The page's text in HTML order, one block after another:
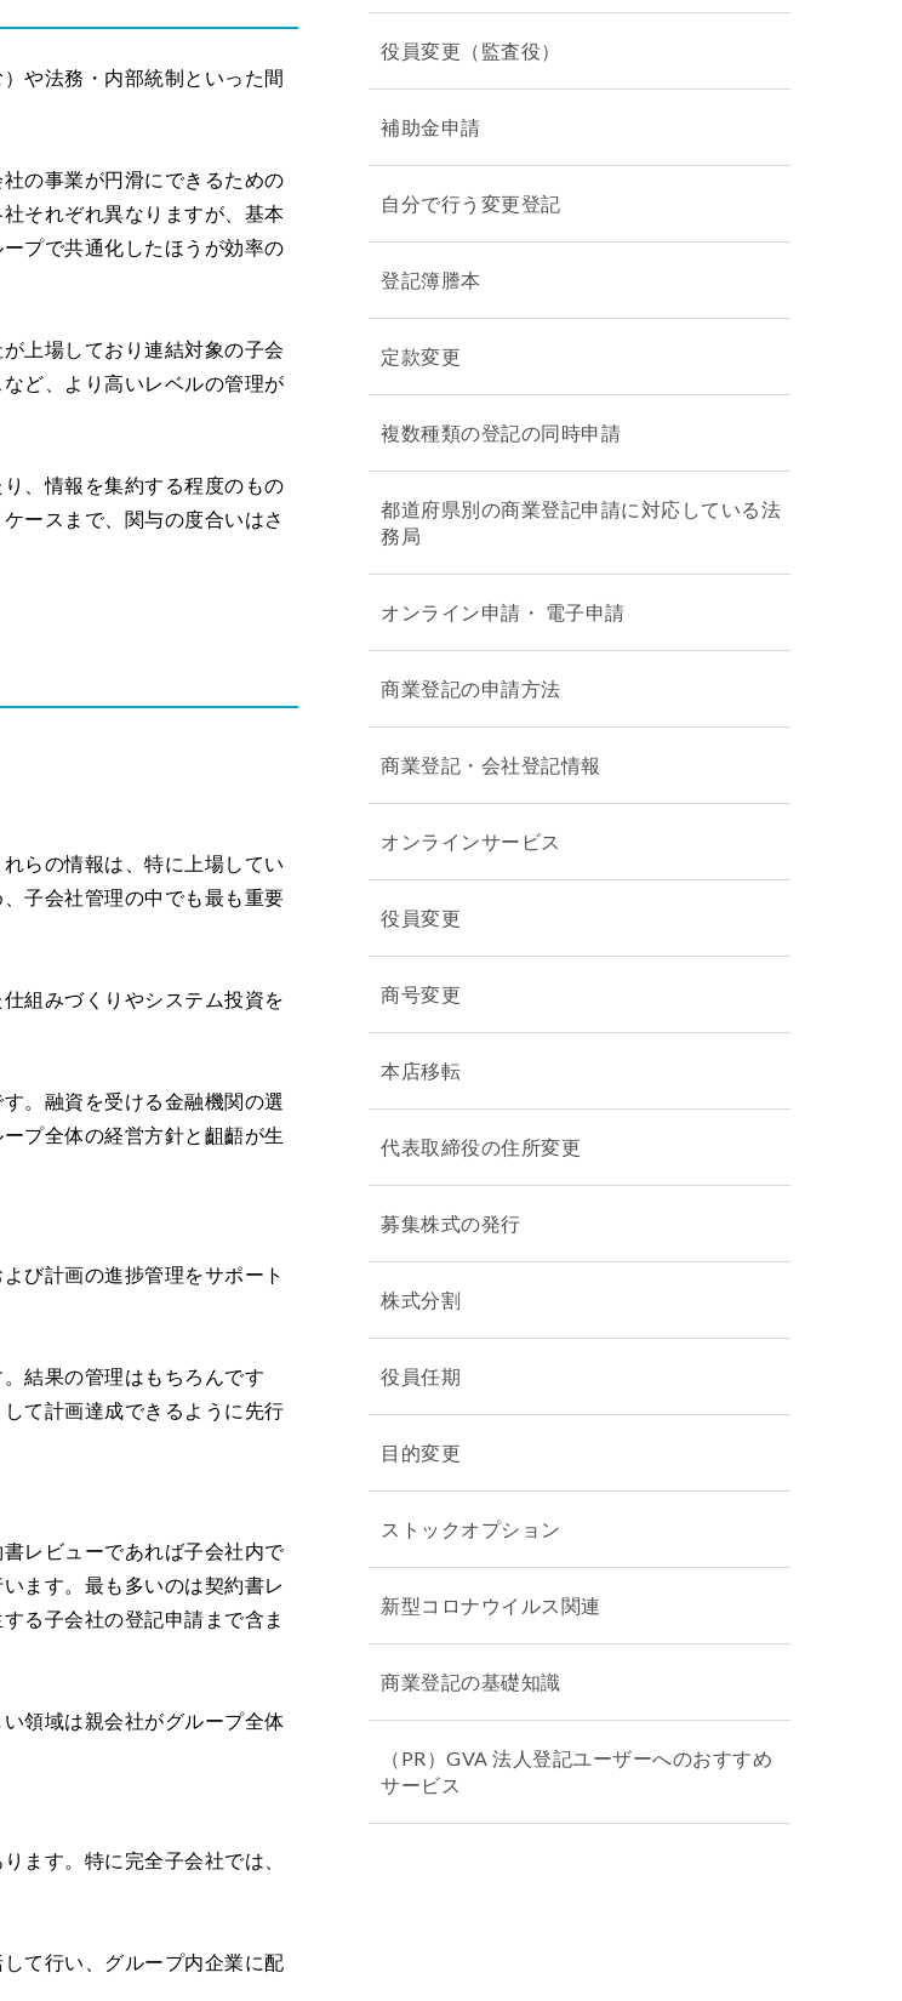
や法務・内部統制といった間
の事業が円滑にできるための
それぞれ異なりますが、基本
プで共通化したほうが効率の
上場しており連結対象の子会
ど、より高いレベルの管理が
、情報を集約する程度のもの
ースまで、関与の度合いはさ
らの情報は、特に上場してい
子会社管理の中でも最も重要
組みづくりやシステム投資を
。融資を受ける金融機関の選
プ全体の経営方針と齟齬が生
び計画の進捗管理をサポート
結果の管理はもちろんです
て計画達成できるように先行
レビューであれば子会社内で
ます。最も多いのは契約書レ
る子会社の登記申請まで含ま
領域は親会社がグループ全体
ます。特に完全子会社では、
て行い、グループ内企業に配
役員変更（監査役）
補助金申請
自分で行う変更登記
登記簿謄本
定款変更
複数種類の登記の同時申請
都道府県別の商業登記申請に対応している法
務局
オンライン申請・ 電子申請
商業登記の申請方法
商業登記・会社登記情報
オンラインサービス
役員変更
商号変更
本店移転
代表取締役の住所変更
募集株式の発行
株式分割
役員任期
目的変更
ストックオプション
新型コロナウイルス関連
商業登記の基礎知識
（PR）GVA 法人登記ユーザーへのおすすめ
サービス